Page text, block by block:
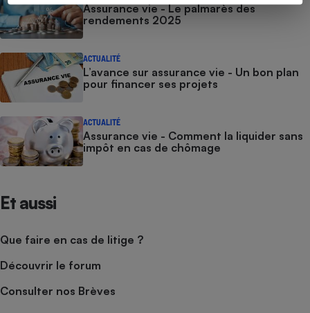
Assurance vie - Le palmarès des
rendements 2025
ACTUALITÉ
L’avance sur assurance vie - Un bon plan
pour financer ses projets
ACTUALITÉ
Assurance vie - Comment la liquider sans
impôt en cas de chômage
Et aussi
Que faire en cas de litige ?
Découvrir le forum
Consulter nos Brèves